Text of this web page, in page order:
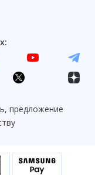
предложение